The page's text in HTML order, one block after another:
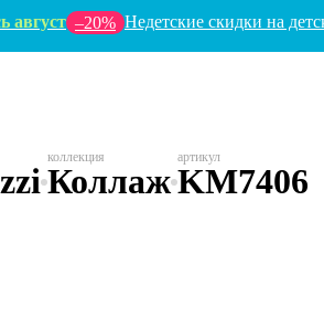
август –20% Недетские скидки на
КоллажKM7406